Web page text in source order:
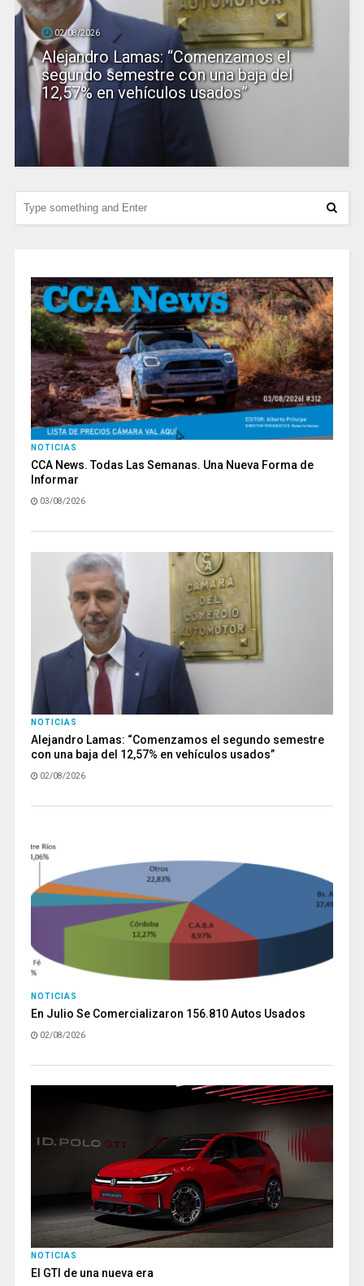
02/08/2026
Alejandro Lamas: “Comenzamos el
segundo semestre con una baja del
12,57% en vehículos usados”
NOTICIAS
CCA News. Todas Las Semanas. Una Nueva Forma de
Informar
03/08/2026
NOTICIAS
Alejandro Lamas: “Comenzamos el segundo semestre
con una baja del 12,57% en vehículos usados”
02/08/2026
NOTICIAS
En Julio Se Comercializaron 156.810 Autos Usados
02/08/2026
NOTICIAS
El GTI de una nueva era